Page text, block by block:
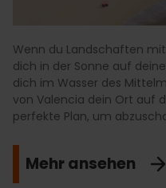
Wenn du Landschaften
dich in der Sonne auf
dich im Wasser des
von Valencia dein Ort auf
perfekte Plan, um
Mehr ansehen